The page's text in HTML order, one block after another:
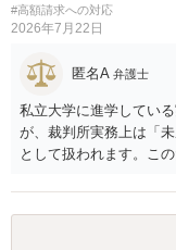
#高額請求への対応
2026年7月22日
匿名A 弁護士
私立大学に進学してい
が、裁判所実務上は「
として扱われます。こ
者宛に養育費を支払っ
一部含まれています。
けではないという事情